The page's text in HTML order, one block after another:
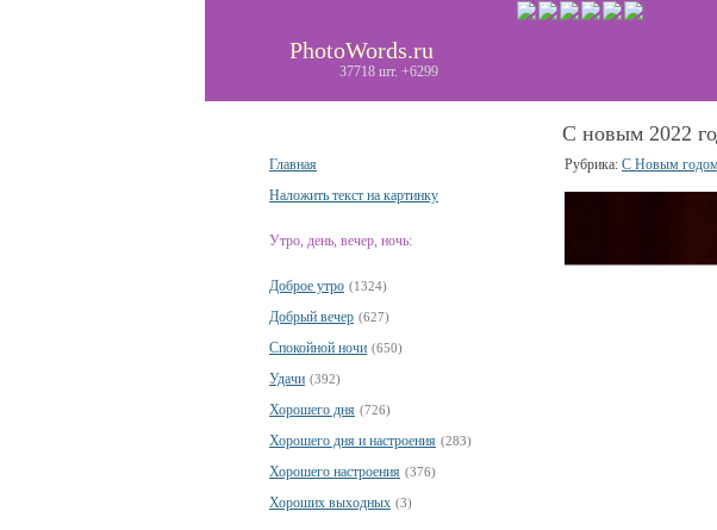
PhotoWords.ru
37718 шт. +6299
Главная
Наложить текст на картинку
Утро, день, вечер, ночь:
Доброе утро (1324)
Добрый вечер (627)
Спокойной ночи (650)
Удачи (392)
Хорошего дня (726)
Хорошего дня и настроения (283)
Хорошего настроения (376)
Хороших выходных (3)
С новым 2022
Рубрика: С Новым